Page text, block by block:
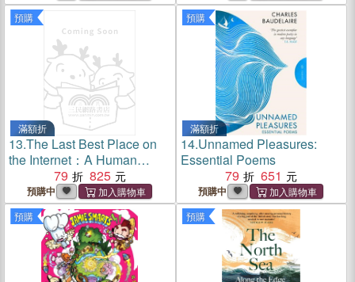
預購
滿額折
13.The Last Best Place on
the Internet：A Human
History of Wikipedia
79 825
預購中
預購
滿額折
14.Unnamed Pleasures:
Essential Poems
79
651
預購中
預購 預購